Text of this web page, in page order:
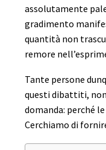
assolutamente
gradimento
quantità non
remore
Tante persone
questi dibattiti,
domanda: perché
Cerchiamo di